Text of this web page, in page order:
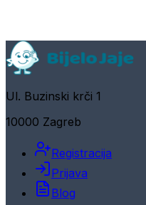
Ul. Buzinski krči 1
10000 Zagreb
Registracija
Prijava
Blog